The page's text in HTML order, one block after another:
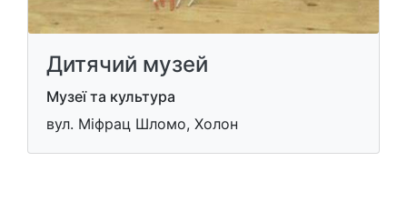
Дитячий музей
Музеї та культура
вул. Міфрац Шломо, Холон